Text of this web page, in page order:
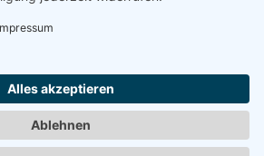
KONTAKT
DATENSCHUTZ
AGB